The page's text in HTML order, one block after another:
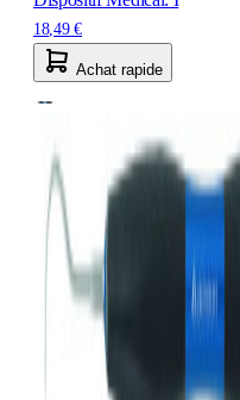
18,49 €
Achat rapide